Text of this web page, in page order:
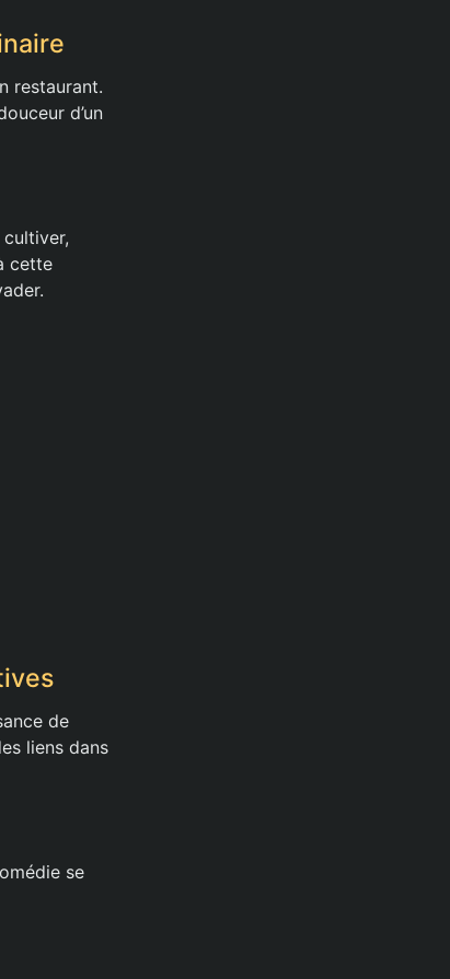
restaurant.
d’un
cette
de
liens dans
se